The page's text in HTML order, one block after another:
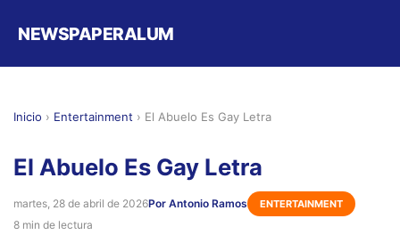
NEWSPAPERALUM
Inicio › Entertainment › El Abuelo Es Gay Letra
El Abuelo Es Gay Letra
martes, 28 de abril de 2026Por Antonio Ramos ENTERTAINMENT
8 min de lectura